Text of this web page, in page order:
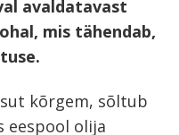
avaldatavast
mis tähendab,
kõrgem, sõltub
eespool olija